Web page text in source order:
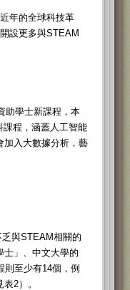
年的全球科技革
設更多與STEAM
助學士新課程，本
課程，涵蓋人工智能
加入大數據分析，藝
與STEAM相關的
士」、中文大學的
則至少有14個，例
2）。